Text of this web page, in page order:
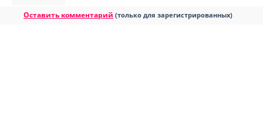
Оставить комментарий (только для зарегистрированных)